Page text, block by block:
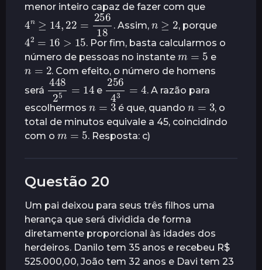
menor inteiro capaz de fazer com que
4 n 14 22 256
18
. Assim,
n≥ 2
, porque
4 =16 15
. Por fim, basta calcularmos o
número de pessoas no instante
m=5
e
n= 2
. Com efeito, o número de homens
será
448 =
e
256 =
4
. A razão para
escolhermos
3
é que, quando
3
, o
total de minutos equivale a 45, coincidindo
com o
m =5
. Resposta: c)
Questão 20
Um pai deixou para seus três filhos uma
herança que será dividida de forma
diretamente proporcional às idades dos
herdeiros. Danilo tem 35 anos e recebeu R$
525.000,00, João tem 32 anos e Davi tem 23